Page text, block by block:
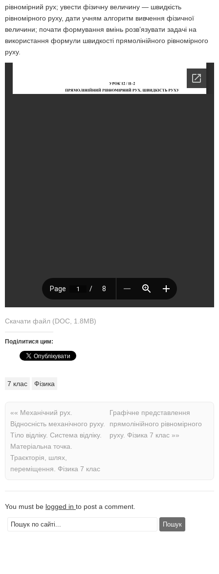
рівномірний рух; увести фізичну величину — швидкість
рівномірного руху, дати учням алгоритм вивчення фізичної
величини; почати формування вмінь розв’язувати задачі на
використання формули швидкості прямолінійного рівномірного
руху.
Скачати файл (DOC, 1.8MB)
Поділитися цим:
7 клас Фізика
«« Механічний рух.
Відносність механічного руху.
Тіло відліку. Система відліку.
Матеріальна точка.
Траєкторія, шлях,
переміщення. Фізика 7 клас
Графічне представлення
прямолінійного рівномірного
руху. Фізика 7 клас »»
You must be logged in to post a comment.